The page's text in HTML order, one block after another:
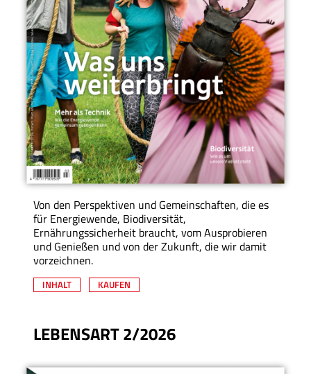
Von den Perspektiven und Gemeinschaften, die es
für Energiewende, Biodiversität,
Ernährungssicherheit braucht, vom Ausprobieren
und Genießen und von der Zukunft, die wir damit
vorzeichnen.
INHALT KAUFEN
LEBENSART 2/2026